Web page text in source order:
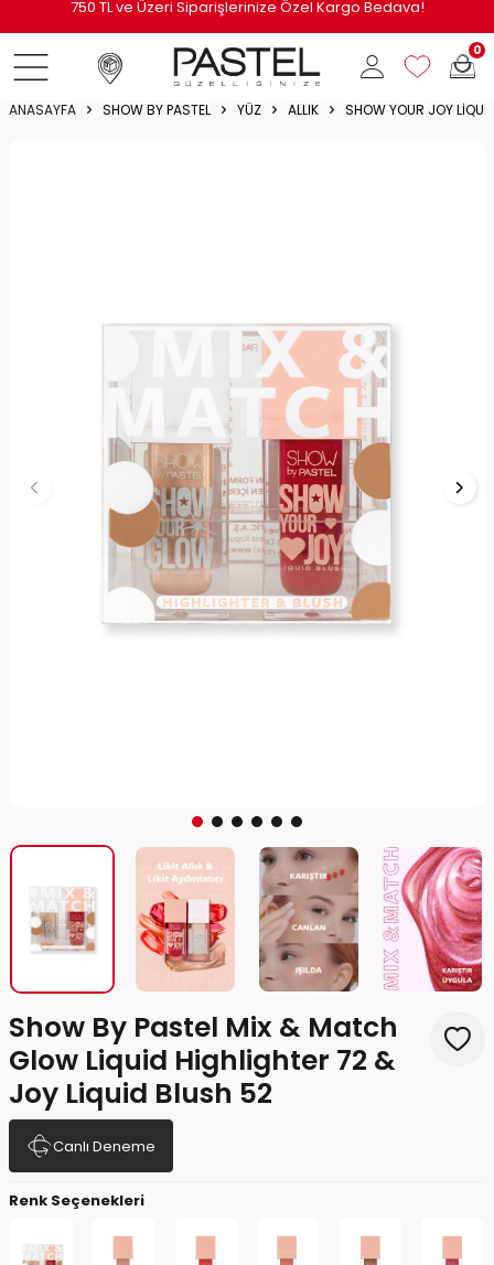
750 TL ve Üzeri Siparişlerinize Özel Kargo Bedava!
0
ANASAYFA SHOW BY PASTEL YÜZ ALLIK SHOW YOUR JOY
Show By Pastel Mix & Match
Glow Liquid Highlighter 72 &
Joy Liquid Blush 52
Canlı Deneme
Renk Seçenekleri